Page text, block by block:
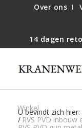
Over ons
14 dagen
Winkel
U bevindt zich hier:
/ RVS PVD